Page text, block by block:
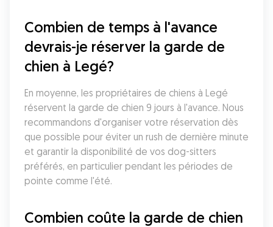
Combien de temps à l'avance
devrais-je réserver la garde de
chien à Legé?
En moyenne, les propriétaires de chiens à Legé
réservent la garde de chien 9 jours à l'avance. Nous
recommandons d'organiser votre réservation dès
que possible pour éviter un rush de dernière minute
et garantir la disponibilité de vos dog-sitters
préférés, en particulier pendant les périodes de
pointe comme l'été.
Combien coûte la garde de chien